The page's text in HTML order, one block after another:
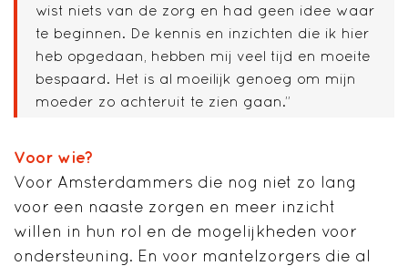
wist niets van de zorg en had geen idee waar
te beginnen. De kennis en inzichten die ik hier
heb opgedaan, hebben mij veel tijd en moeite
bespaard. Het is al moeilijk genoeg om mijn
moeder zo achteruit te zien gaan.”
Voor wie?
Voor Amsterdammers die nog niet zo lang
voor een naaste zorgen en meer inzicht
willen in hun rol en de mogelijkheden voor
ondersteuning. En voor mantelzorgers die al